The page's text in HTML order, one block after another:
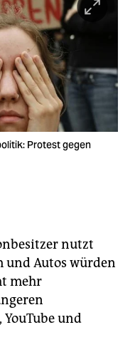
Protest gegen
nutzt
und Autos würden
mehr
und